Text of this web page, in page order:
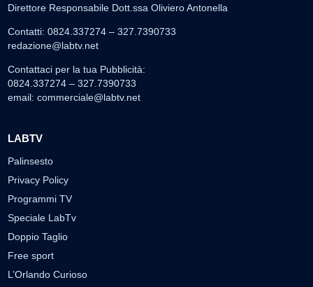
Direttore Responsabile Dott.ssa Oliviero Antonella
Contatti: 0824.337274 – 327.7390733
redazione@labtv.net
Contattaci per la tua Pubblicità:
0824.337274 – 327.7390733
email: commerciale@labtv.net
LABTV
Palinsesto
Privacy Policy
Programmi TV
Speciale LabTv
Doppio Taglio
Free sport
L’Orlando Curioso